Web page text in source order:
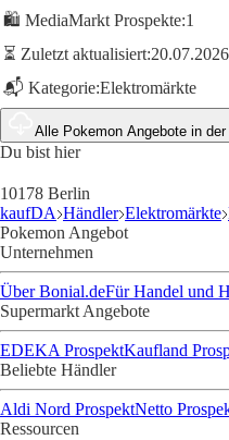
🛍️ MediaMarkt Prospekte:1
⏳ Zuletzt aktualisiert:20.07.2026
📬 Kategorie:Elektromärkte
Alle Pokemon Angebote in der
Du bist hier
10178 Berlin
kaufDA Händler Elektromärkte
Pokemon Angebot
Unternehmen
Über Bonial.deFür Handel und
Supermarkt Angebote
EDEKA ProspektKaufland
Beliebte Händler
Aldi Nord ProspektNetto
Ressourcen